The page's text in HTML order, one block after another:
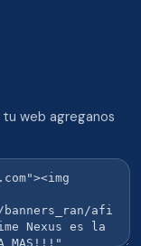
web agreganos